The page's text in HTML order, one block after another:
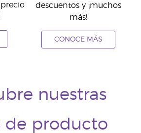
descuentos y ¡muchos
más!
CONOCE MÁS
nuestras
de producto